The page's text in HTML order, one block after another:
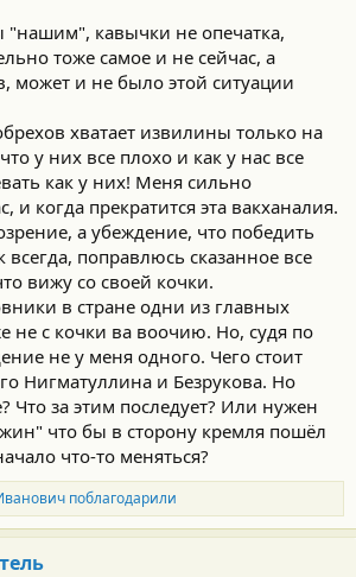
как часть поля боя.​
делает Украина - обстрел дороги на Крым
машин как раз и есть один из
войны. Как и постоянные
инфоаструктуры на территории
полностью построен на концепциях США,
Украина в этой модели как площадка для
системы войны, где армия,
и частный сектор объединяются в
конфликтом.​
концепции война больше не делится на
через киберпространство,
давление на общество и
решений.​
тоже есть специалисты, которые
И этот документ будет
"нашим", кавычки не опечатка,
тоже самое и не сейчас, а
может и не было этой ситуации
хватает извилины только на
у них все плохо и как у нас все
как у них! Меня сильно
и когда прекратится эта вакханалия.
а убеждение, что победить
всегда, поправлюсь сказанное все
вижу со своей кочки.
в стране одни из главных
не с кочки ва воочию. Но, судя по
не у меня одного. Чего стоит
Нигматуллина и Безрукова. Но
Что за этим последует? Или нужен
что бы в сторону кремля пошёл
что-то меняться?
поблагодарили